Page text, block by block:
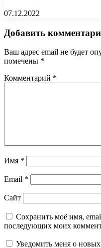
07.12.2022
Добавить
Ваш адрес email не будет
помечены *
Комментарий *
Имя *
Email *
Сайт
Сохранить моё имя,
последующих моих
Уведомить меня о